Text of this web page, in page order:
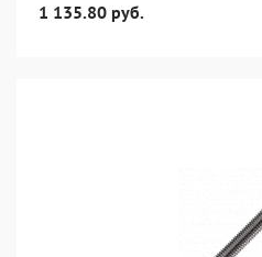
1 135.80 руб.